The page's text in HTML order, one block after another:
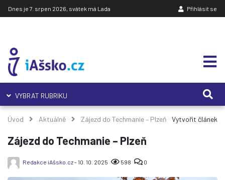
Dnes je 7. srpen 2026, svátek má Lada Přihlásit se
VYBRAT RUBRIKU
Úvod Aktuálně Zájezd do Techmanie – Plzeň Vytvořit článek
Zájezd do Techmanie – Plzeň
Redakce iAšsko.cz- 10. 10. 2025 598 0